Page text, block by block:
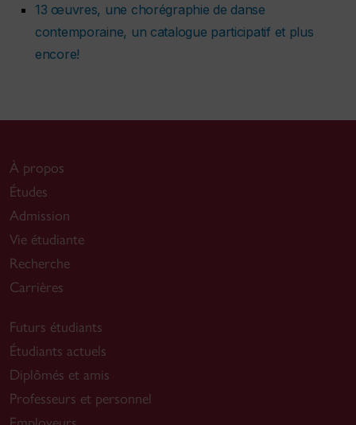
13 œuvres, une chorégraphie de danse
contemporaine, un catalogue participatif et plus
encore!
À propos
Études
Admission
Vie étudiante
Recherche
Carrières
Futurs étudiants
Étudiants actuels
Diplômés et amis
Professeurs et personnel